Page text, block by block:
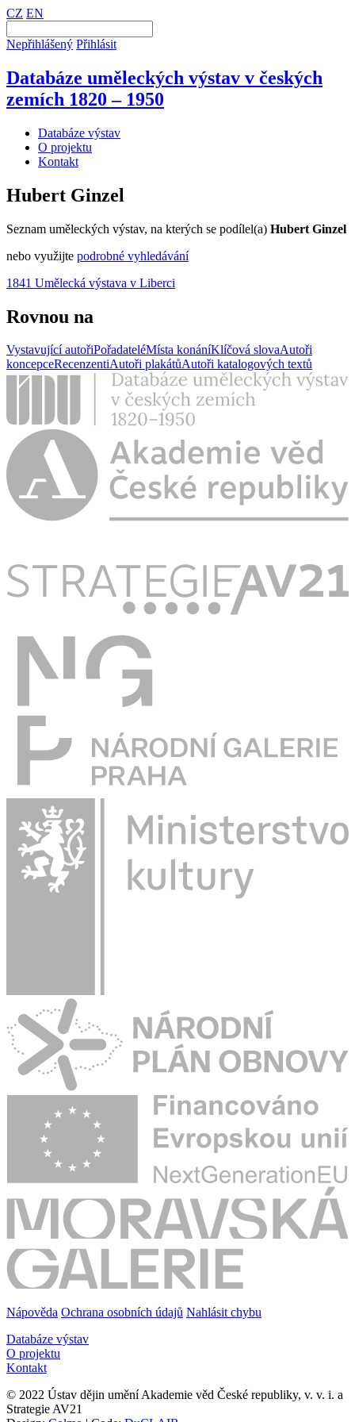
CZ EN
Nepřihlášený Přihlásit
Databáze uměleckých výstav v českých
zemích 1820 – 1950
Databáze výstav
O projektu
Kontakt
Hubert Ginzel
Seznam uměleckých výstav, na kterých se podílel(a) Hubert Ginzel
nebo využijte podrobné vyhledávání
1841 Umělecká výstava v Liberci
Rovnou na
Vystavující autořiPořadateléMísta konáníKlíčová slovaAutoři
koncepceRecenzentiAutoři plakátůAutoři katalogových textů
Nápověda Ochrana osobních údajů Nahlásit chybu
Databáze výstav
O projektu
Kontakt
© 2022 Ústav dějin umění Akademie věd České republiky, v. v. i. a
Strategie AV21